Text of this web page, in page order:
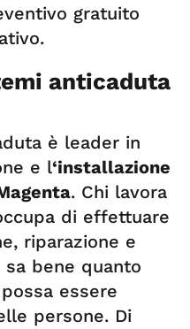
gratuito
anticaduta
è leader in
e l‘installazione
. Chi lavora
di effettuare
riparazione e
bene quanto
essere
persone. Di